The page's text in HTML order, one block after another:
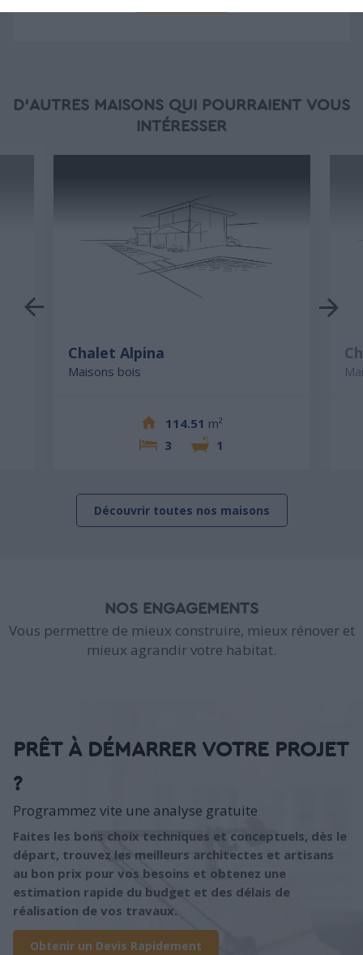
D'AUTRES MAISONS QUI POURRAIENT VOUS
INTÉRESSER
Chalet Alpina
Maisons bois
114.51 m²
3
1
Découvrir toutes nos maisons
NOS ENGAGEMENTS
Vous permettre de mieux construire, mieux rénover et
mieux agrandir votre habitat.
PRÊT À DÉMARRER VOTRE PROJET
?
Programmez vite une analyse gratuite
Faites les bons choix techniques et conceptuels, dès le
départ, trouvez les meilleurs architectes et artisans
au bon prix pour vos besoins et obtenez une
estimation rapide du budget et des délais de
réalisation de vos travaux.
Obtenir un Devis Rapidement